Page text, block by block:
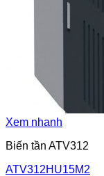
Xem nhanh
Biến tần ATV312
ATV312HU15M2